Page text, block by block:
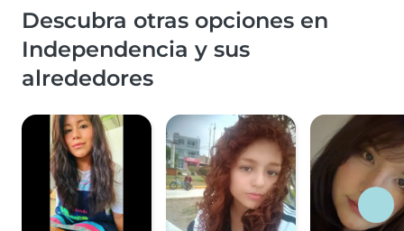
Descubra otras opciones en
Independencia y sus
alrededores